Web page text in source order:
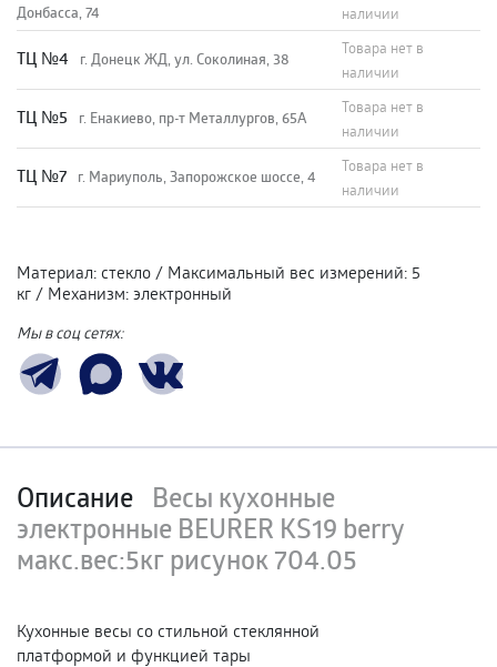
Донбасса, 74
наличии
TЦ №4 г. Донецк ЖД, ул. Соколиная, 38
Товара нет в
наличии
TЦ №5 г. Енакиево, пр-т Металлургов, 65А
Товара нет в
наличии
ТЦ №7 г. Мариуполь, Запорожское шоссе, 4
Товара нет в
наличии
Материал: стекло / Максимальный вес измерений: 5
кг / Механизм: электронный
Мы в соц сетях:
Описание Весы кухонные
электронные BEURER KS19 berry
макс.вес:5кг рисунок 704.05
Кухонные весы со стильной стеклянной
платформой и функцией тары